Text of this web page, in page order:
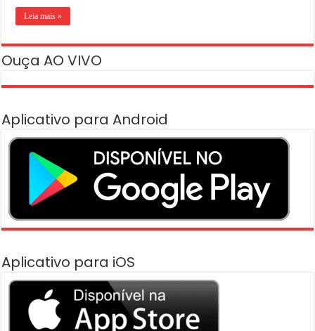
Leia mais »
Ouça AO VIVO
Aplicativo para Android
Aplicativo para iOS